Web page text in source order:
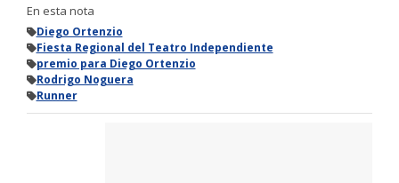
En esta nota
Diego Ortenzio
Fiesta Regional del Teatro Independiente
premio para Diego Ortenzio
Rodrigo Noguera
Runner